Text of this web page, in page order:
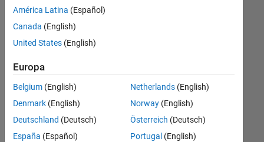
es
keine
offenen
Stellen,
Ihren
Suchkriterien
entsprechen.
können
die
América Latina (Español)
Canada (English)
United States (English)
Europa
Belgium (English)
Denmark (English)
Deutschland (Deutsch)
España (Español)
Netherlands(English)
Norway(English)
Österreich (Deutsch)
Portugal (English)